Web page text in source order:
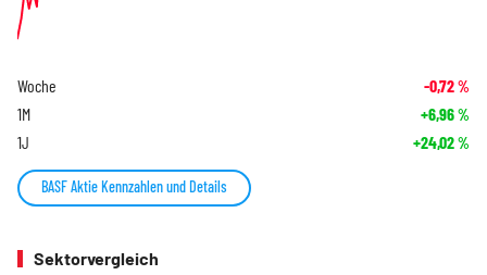
Woche -0,72%
1M +6,96%
1J +24,02%
BASF Aktie Kennzahlen und Details
Sektorvergleich